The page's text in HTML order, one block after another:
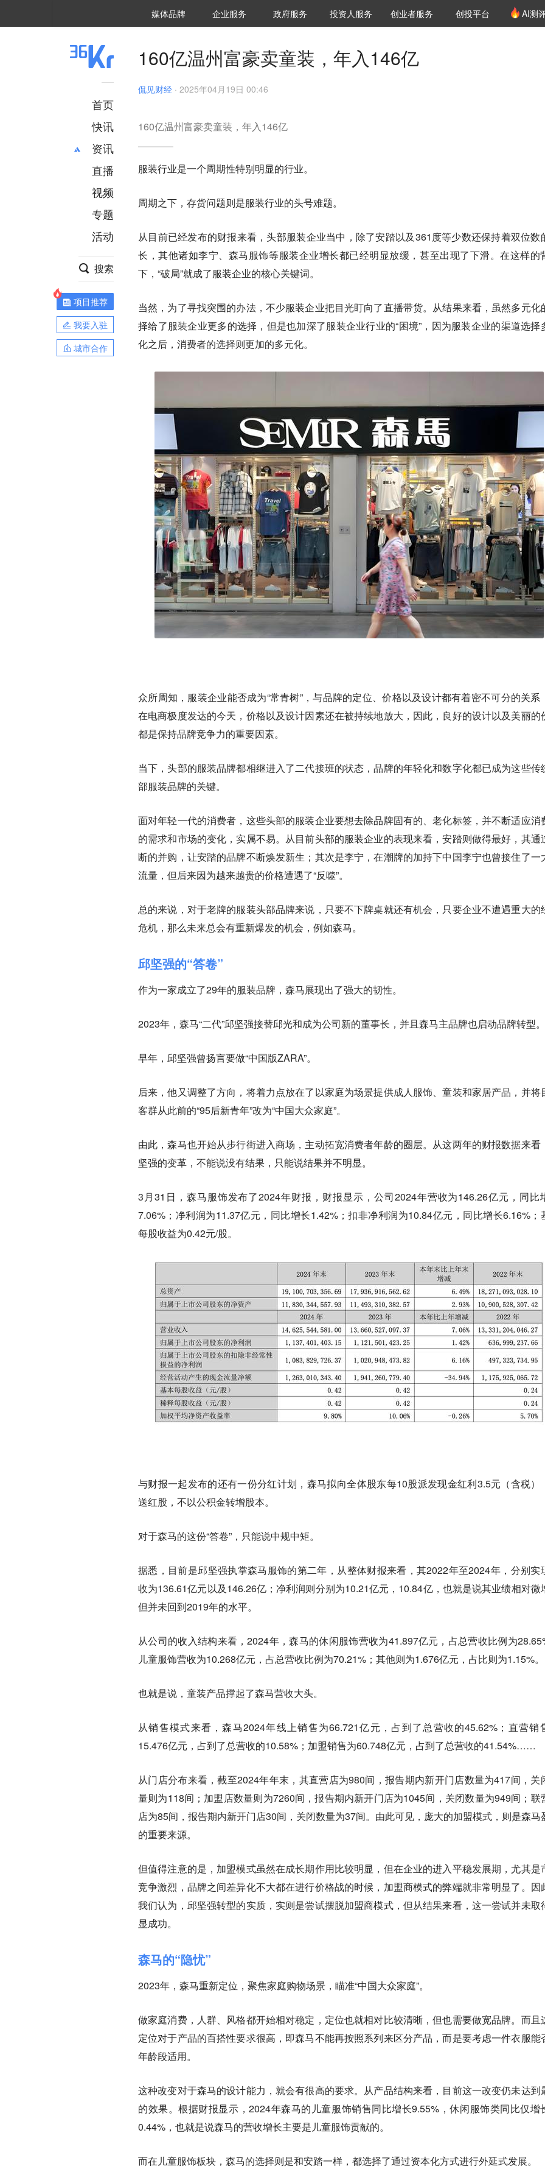
媒体品牌 36Kr研究院
企业服务 城市之窗
政府服务 VClub投资机构库
投资机构职位推介
投资人服务 创投氪堂
创业者服务 创投平台 AI测
首页
快讯
资讯
推荐
财经
项目推荐
安徽
直播
视频
专题
活动
搜索
项目推荐
我要入驻
城市合作
160亿温州富豪卖童装，年入146亿
侃见财经 · 2025年04月19日 00:46
160亿温州富豪卖童装，年入146亿
服装行业是一个周期性特别明显的行业。
周期之下，存货问题则是服装行业的头号难题。
从目前已经发布的财报来看，头部服装企业当中，除了安踏以及361度等少数还保持着双位数
长，其他诸如李宁、森马服饰等服装企业增长都已经明显放缓，甚至出现了下滑。在这样的
下，“破局”就成了服装企业的核心关键词。
当然，为了寻找突围的办法，不少服装企业把目光盯向了直播带货。从结果来看，虽然多元化
择给了服装企业更多的选择，但是也加深了服装企业行业的“困境”，因为服装企业的渠道选择
化之后，消费者的选择则更加的多元化。
众所周知，服装企业能否成为“常青树”，与品牌的定位、价格以及设计都有着密不可分的关系
在电商极度发达的今天，价格以及设计因素还在被持续地放大，因此，良好的设计以及美丽的
都是保持品牌竞争力的重要因素。
当下，头部的服装品牌都相继进入了二代接班的状态，品牌的年轻化和数字化都已成为这些传
部服装品牌的关键。
面对年轻一代的消费者，这些头部的服装企业要想去除品牌固有的、老化标签，并不断适应消
的需求和市场的变化，实属不易。从目前头部的服装企业的表现来看，安踏则做得最好，其通
断的并购，让安踏的品牌不断焕发新生；其次是李宁，在潮牌的加持下中国李宁也曾接住了一
流量，但后来因为越来越贵的价格遭遇了“反噬”。
总的来说，对于老牌的服装头部品牌来说，只要不下牌桌就还有机会，只要企业不遭遇重大的
危机，那么未来总会有重新爆发的机会，例如森马。
邱坚强的“答卷”
作为一家成立了29年的服装品牌，森马展现出了强大的韧性。
2023年，森马“二代”邱坚强接替邱光和成为公司新的董事长，并且森马主品牌也启动品牌转型。
早年，邱坚强曾扬言要做“中国版ZARA”。
后来，他又调整了方向，将着力点放在了以家庭为场景提供成人服饰、童装和家居产品，并将
客群从此前的“95后新青年”改为“中国大众家庭”。
由此，森马也开始从步行街进入商场，主动拓宽消费者年龄的圈层。从这两年的财报数据来看
坚强的变革，不能说没有结果，只能说结果并不明显。
3月31日，森马服饰发布了2024年财报，财报显示，公司2024年营收为146.26亿元，同比
7.06%；净利润为11.37亿元，同比增长1.42%；扣非净利润为10.84亿元，同比增长6.16%；
每股收益为0.42元/股。
与财报一起发布的还有一份分红计划，森马拟向全体股东每10股派发现金红利3.5元（含税）
送红股，不以公积金转增股本。
对于森马的这份“答卷”，只能说中规中矩。
据悉，目前是邱坚强执掌森马服饰的第二年，从整体财报来看，其2022年至2024年，分别实
收为136.61亿元以及146.26亿；净利润则分别为10.21亿元，10.84亿，也就是说其业绩相对微
但并未回到2019年的水平。
从公司的收入结构来看，2024年，森马的休闲服饰营收为41.897亿元，占总营收比例为
儿童服饰营收为10.268亿元，占总营收比例为70.21%；其他则为1.676亿元，占比则为1.15%。
也就是说，童装产品撑起了森马营收大头。
从销售模式来看，森马2024年线上销售为66.721亿元，占到了总营收的45.62%；直营销
15.476亿元，占到了总营收的10.58%；加盟销售为60.748亿元，占到了总营收的41.54%……
从门店分布来看，截至2024年年末，其直营店为980间，报告期内新开门店数量为417间，关
量则为118间；加盟店数量则为7260间，报告期内新开门店为1045间，关闭数量为949间；联
店为85间，报告期内新开门店30间，关闭数量为37间。由此可见，庞大的加盟模式，则是森马
的重要来源。
但值得注意的是，加盟模式虽然在成长期作用比较明显，但在企业的进入平稳发展期，尤其是
竞争激烈，品牌之间差异化不大都在进行价格战的时候，加盟商模式的弊端就非常明显了。因
我们认为，邱坚强转型的实质，实则是尝试摆脱加盟商模式，但从结果来看，这一尝试并未取
显成功。
森马的“隐忧”
2023年，森马重新定位，聚焦家庭购物场景，瞄准“中国大众家庭”。
做家庭消费，人群、风格都开始相对稳定，定位也就相对比较清晰，但也需要做宽品牌。而且
定位对于产品的百搭性要求很高，即森马不能再按照系列来区分产品，而是要考虑一件衣服能
年龄段适用。
这种改变对于森马的设计能力，就会有很高的要求。从产品结构来看，目前这一改变仍未达到
的效果。根据财报显示，2024年森马的儿童服饰销售同比增长9.55%，休闲服饰类同比仅增
0.44%，也就是说森马的营收增长主要是儿童服饰贡献的。
而在儿童服饰板块，森马的选择则是和安踏一样，都选择了通过资本化方式进行外延式发展。